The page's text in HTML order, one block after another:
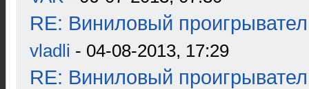
RE: Виниловый
vladli - 04-08-2013, 17:29
RE: Виниловый